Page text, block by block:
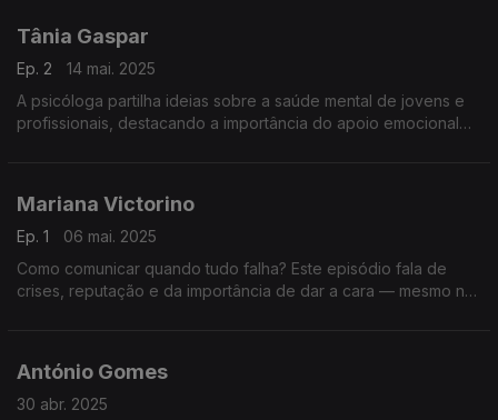
Tânia Gaspar
Ep. 2
14 mai. 2025
A psicóloga partilha ideias sobre a saúde mental de jovens e
profissionais, destacando a importância do apoio emocional
Mariana Victorino
Ep. 1
06 mai. 2025
Como comunicar quando tudo falha? Este episódio fala de
crises, reputação e da importância de dar a cara — mesmo no
António Gomes
30 abr. 2025